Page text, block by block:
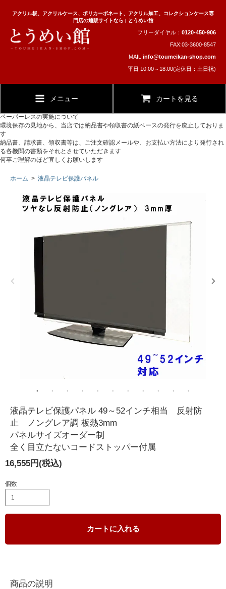
アクリル板、アクリルケース、ポリカーボネート、アクリル加工、コレクションケース専
門店の通販サイトなら | とうめい館
フリーダイヤル： 0120-450-906
FAX:03-3600-8547
MAIL:info@toumeikan-shop.com
平日 10:00～18:00(定休日：土日祝)
メニュー カートを見る
ペーパーレスの実施について
環境保存の見地から、当店では納品書や領収書の紙ベースの発行を廃止しておりま
す
納品書、請求書、領収書等は、ご注文確認メールや、お支払い方法により発行され
る各機関の書類をそれとさせていただきます
何卒ご理解のほど宜しくお願いします
ホーム > 液晶テレビ保護パネル
液晶テレビ保護パネル 49～52インチ相当 反射防
止 ノングレア調 板熱3mm
パネルサイズオーダー制
全く目立たないコードストッパー付属
16,555円(税込)
個数
カートに入れる
商品の説明